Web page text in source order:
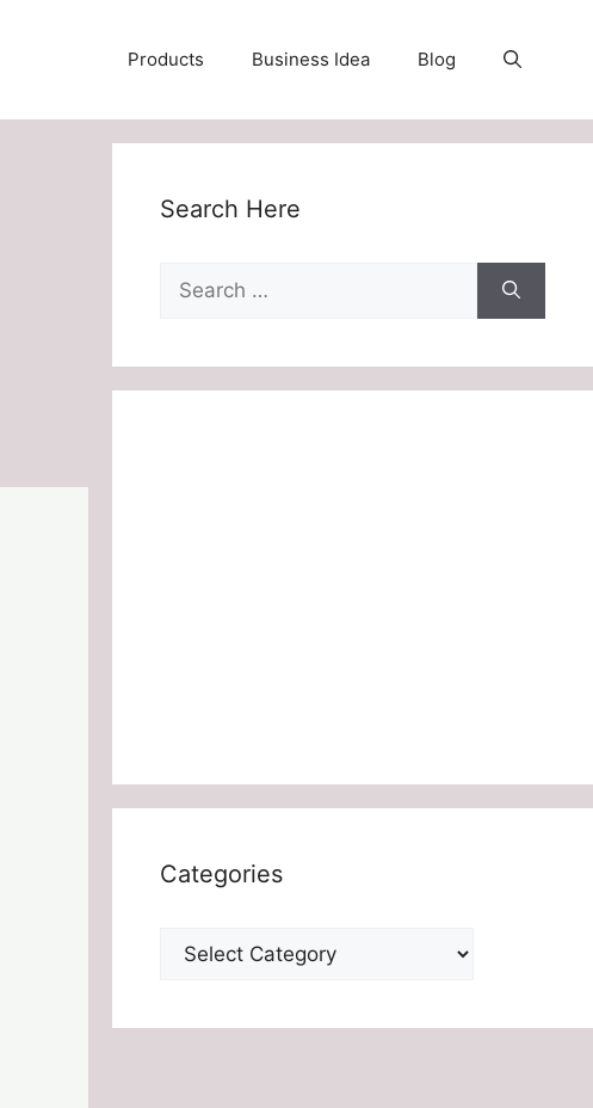
Products Business Idea Blog
Search Here
Search
for:
Categories
Categories